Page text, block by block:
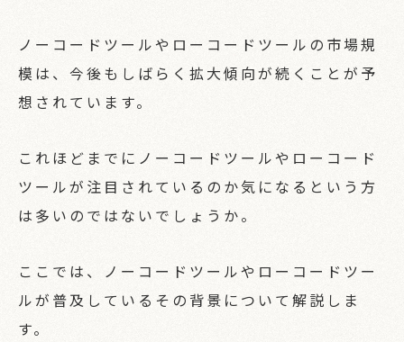
ノーコードツールやローコードツールの市場規
模は、今後もしばらく拡大傾向が続くことが予
想されています。
これほどまでにノーコードツールやローコード
ツールが注目されているのか気になるという方
は多いのではないでしょうか。
ここでは、ノーコードツールやローコードツー
ルが普及しているその背景について解説しま
す。